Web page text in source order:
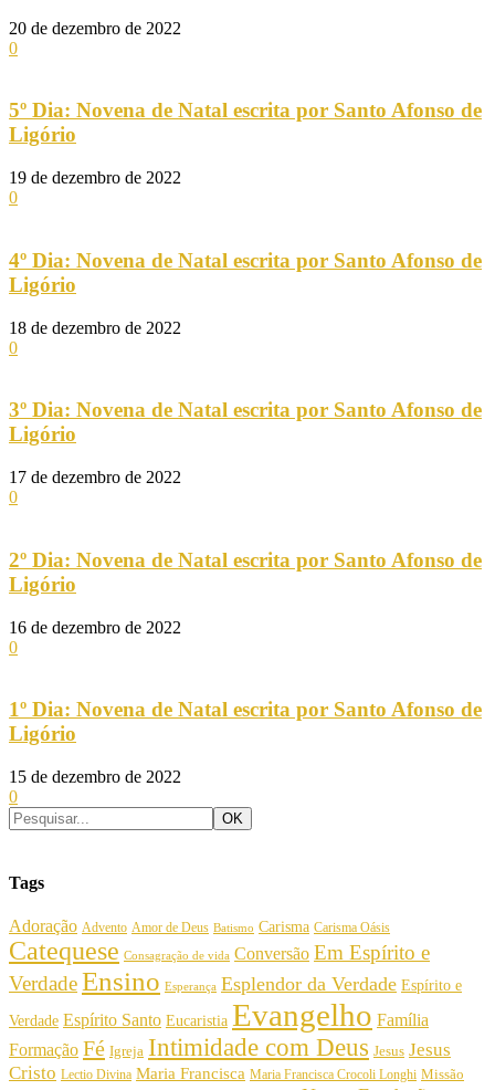
20 de dezembro de 2022
0
5º Dia: Novena de Natal escrita por Santo Afonso de
Ligório
19 de dezembro de 2022
0
4º Dia: Novena de Natal escrita por Santo Afonso de
Ligório
18 de dezembro de 2022
0
3º Dia: Novena de Natal escrita por Santo Afonso de
Ligório
17 de dezembro de 2022
0
2º Dia: Novena de Natal escrita por Santo Afonso de
Ligório
16 de dezembro de 2022
0
1º Dia: Novena de Natal escrita por Santo Afonso de
Ligório
15 de dezembro de 2022
0
Tags
Adoração Advento Amor de Deus Batismo Carisma Carisma Oásis
Catequese Consagração de vida Conversão Em Espírito e
VerdadeEnsino Esperança Esplendor da Verdade Espírito e
Verdade Espírito Santo Eucaristia Evangelho Família
Formação Fé Igreja Intimidade com Deus Jesus Jesus
Cristo Lectio Divina Maria Francisca Maria Francisca Crocoli Longhi Missão